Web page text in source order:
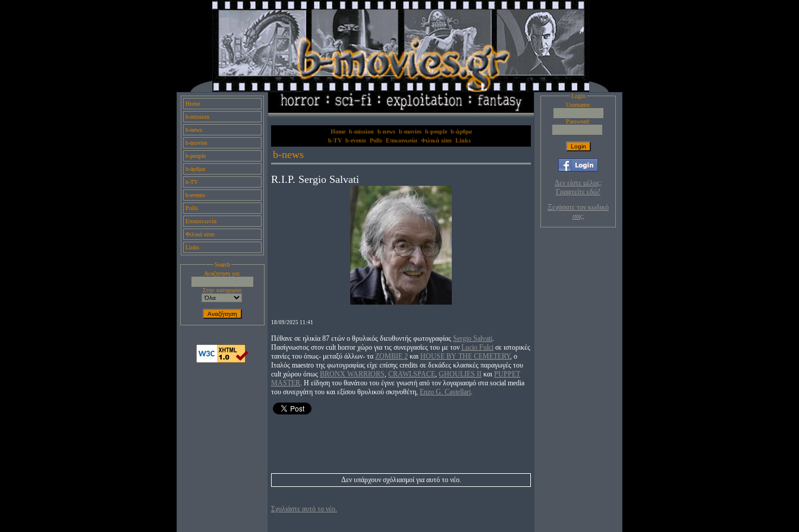
Home
b-mission
b-news
b-movies
b-people
b-άρθρα
b-TV
b-events
Polls
Επικοινωνία
Φιλικά sites
Links
Search
Αναζητηση για:
Στην κατηγορία:
Home b-mission b-news b-movies b-people b-άρθρα
b-TV b-events Polls Επικοινωνία Φιλικά sites Links
b-news
R.I.P. Sergio Salvati
18/09/2025 11:41
Πέθανε σε ηλικία 87 ετών ο θρυλικός διευθυντής φωτογραφίας Sergio Salvati.
Πασίγνωστος στον cult horror χώρο για τις συνεργασίες του με τον Lucio Fulci σε ιστορικές
ταινίες του όπως- μεταξύ άλλων- τα ZOMBIE 2 και HOUSE BY THE CEMETERY, ο
Ιταλός maestro της φωτογραφίας είχε επίσης credits σε δεκάδες κλασικές παραγωγές του
cult χώρου όπως BRONX WARRIORS, CRAWLSPACE, GHOULIES II και PUPPET
MASTER. Η είδηση του θανάτου του έγινε γνωστή από τον λογαριασμό στα social media
του συνεργάτη του και εξίσου θρυλικού σκηνοθέτη, Enzo G. Castellari.
Δεν υπάρχουν σχόλιασμοί για αυτό το νέο.
Σχολιάστε αυτό το νέο.
Login
Username:
Password:
Δεν είστε μέλος;
Γραφτείτε εδώ!
Ξεχάσατε τον κωδικό
σας;